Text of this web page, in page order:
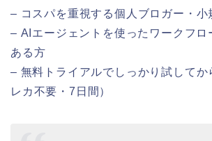
– コスパを重視する個人ブロガー・小
– AIエージェントを使ったワークフロ
ある方
– 無料トライアルでしっかり試してか
レカ不要・7日間）